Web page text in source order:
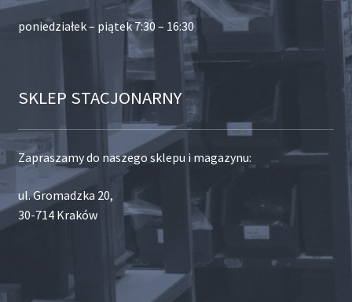
poniedziałek – piątek 7:30 – 16:30
SKLEP STACJONARNY
Zapraszamy do naszego sklepu i magazynu:
ul. Gromadzka 20,
30-714 Kraków